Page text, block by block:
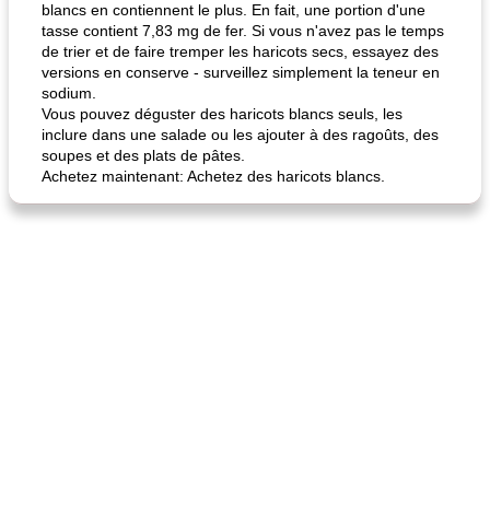
quinoa petit déjeuner méditerranéen
blancs en contiennent le plus. En fait, une portion d'une
tasse contient 7,83 mg de fer. Si vous n'avez pas le temps
de trier et de faire tremper les haricots secs, essayez des
versions en conserve - surveillez simplement la teneur en
sodium.
Vous pouvez déguster des haricots blancs seuls, les
inclure dans une salade ou les ajouter à des ragoûts, des
soupes et des plats de pâtes.
Achetez maintenant: Achetez des haricots blancs.